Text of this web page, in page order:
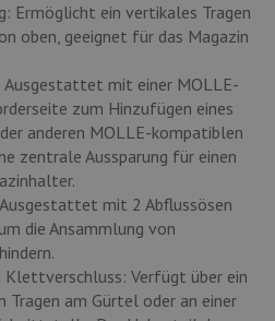
Ermöglicht ein vertikales Tragen
oben, geeignet für das Magazin
Ausgestattet mit einer MOLLE-
zum Hinzufügen eines
anderen MOLLE-kompatiblen
zentrale Aussparung für einen
mit 2 Abflussösen
die Ansammlung von
Klettverschluss: Verfügt über ein
Tragen am Gürtel oder an einer